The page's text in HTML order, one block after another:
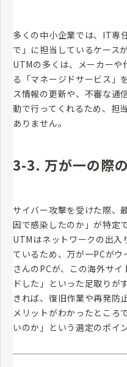
多くの中小企業では、IT専
で」に担当しているケース
UTMの多くは、メーカー
る「マネージドサービス」
ス情報の更新や、不審な通
動で行ってくれるため、担
ありません。
3-3. 万が一の際
サイバー攻撃を受けた際、
因で感染したのか」が特定
UTMはネットワークの出入
ているため、万が一PCが
さんのPCが、この海外サ
ドした」といった足取りが
きれば、復旧作業や再発防
メリットがわかったところ
いのか」という選定のポイ